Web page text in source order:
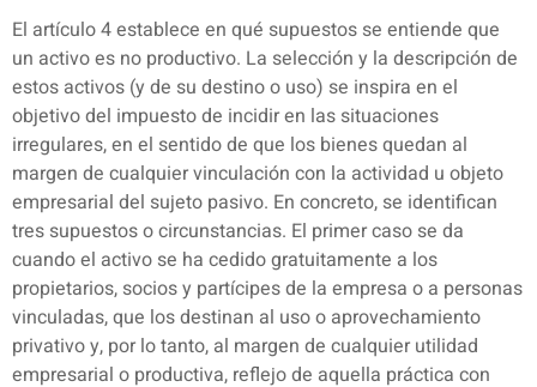
El artículo 4 establece en qué supuestos se entiende que
un activo es no productivo. La selección y la descripción de
estos activos (y de su destino o uso) se inspira en el
objetivo del impuesto de incidir en las situaciones
irregulares, en el sentido de que los bienes quedan al
margen de cualquier vinculación con la actividad u objeto
empresarial del sujeto pasivo. En concreto, se identifican
tres supuestos o circunstancias. El primer caso se da
cuando el activo se ha cedido gratuitamente a los
propietarios, socios y partícipes de la empresa o a personas
vinculadas, que los destinan al uso o aprovechamiento
privativo y, por lo tanto, al margen de cualquier utilidad
empresarial o productiva, reflejo de aquella práctica con